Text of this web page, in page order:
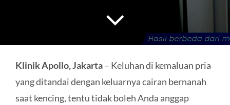
Klinik Apollo, Jakarta– Keluhan di kemaluan pria
yang ditandai dengan keluarnya cairan bernanah
saat kencing, tentu tidak boleh Anda anggap